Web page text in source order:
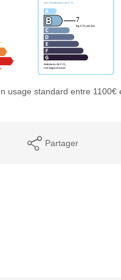
usage standard entre
Partager